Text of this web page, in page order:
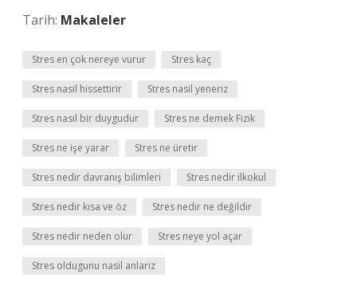
Tarih: Makaleler
Stres en çok nereye vurur Stres kaç
Stres nasil hissettirir Stres nasil yeneriz
Stres nasıl bir duygudur Stres ne demek Fizik
Stres ne işe yarar Stres ne üretir
Stres nedir davranış bilimleri Stres nedir ilkokul
Stres nedir kısa ve öz Stres nedir ne değildir
Stres nedir neden olur Stres neye yol açar
Stres oldugunu nasil anlariz